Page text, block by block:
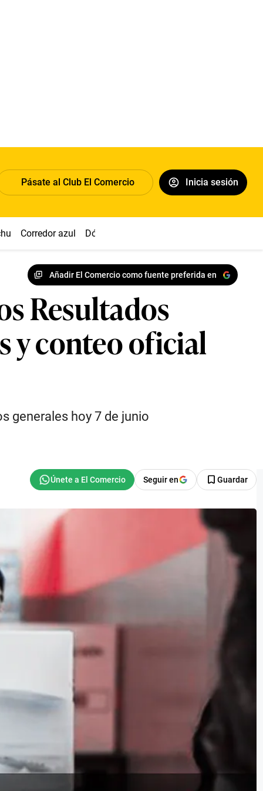
Pásate al Club El Comercio Inicia sesión
Corredor azul Dólar
Añadir El Comercio como fuente preferida en
Resultados
y conteo oficial
generales hoy 7 de junio
Seguir en Guardar